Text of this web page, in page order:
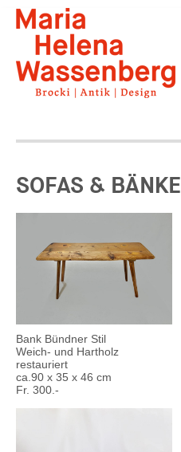
SOFAS & BÄNKE
Bank Bündner Stil
Weich- und Hartholz
restauriert
ca.90 x 35 x 46 cm
Fr. 300.-